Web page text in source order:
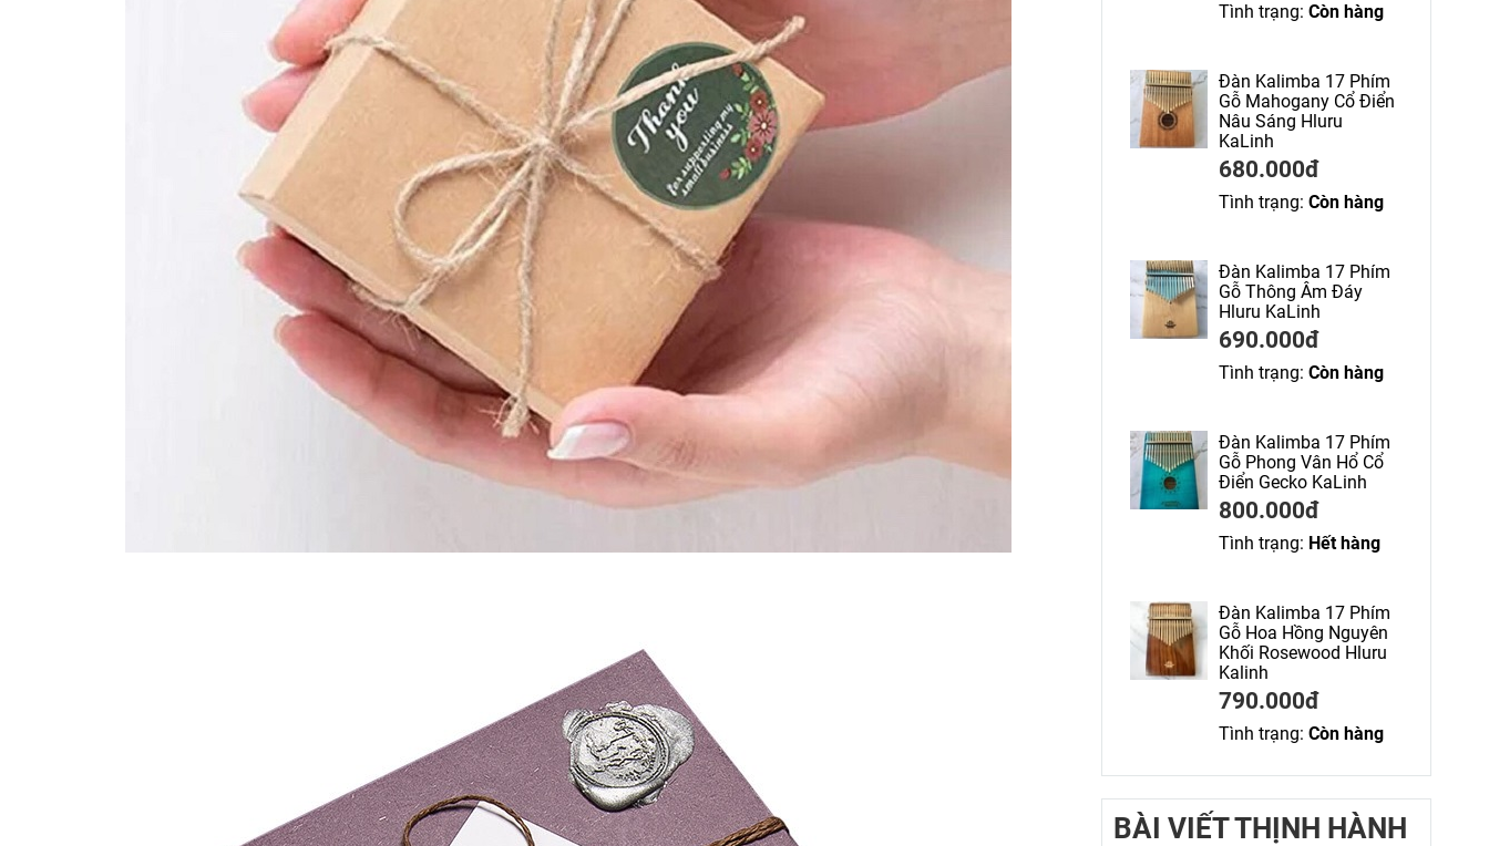
Tình trạng:Còn hàng
Đàn Kalimba 17 Phím
Gỗ Mahogany Cổ Điển
Nâu Sáng Hluru
KaLinh
680.000đ
Tình trạng:Còn hàng
Đàn Kalimba 17 Phím
Gỗ Thông Âm Đáy
Hluru KaLinh
690.000đ
Tình trạng:Còn hàng
Đàn Kalimba 17 Phím
Gỗ Phong Vân Hổ Cổ
Điển Gecko KaLinh
800.000đ
Tình trạng: Hết hàng
Đàn Kalimba 17 Phím
Gỗ Hoa Hồng Nguyên
Khối Rosewood Hluru
Kalinh
790.000đ
Tình trạng:Còn hàng
BÀI VIẾT THỊNH HÀNH